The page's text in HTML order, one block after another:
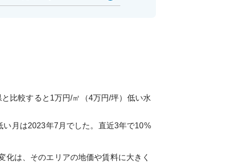
比較すると1万円/㎡（4万円/坪）低い水
い月は2023年7月 でした。直近3年で10%
化は、そのエリアの地価や賃料に大きく